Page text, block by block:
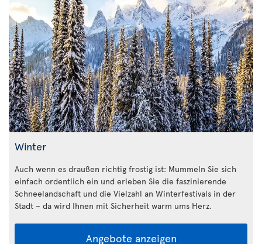
Winter
Auch wenn es draußen richtig frostig ist: Mummeln Sie sich
einfach ordentlich ein und erleben Sie die faszinierende
Schneelandschaft und die Vielzahl an Winterfestivals in der
Stadt – da wird Ihnen mit Sicherheit warm ums Herz.
Angebote anzeigen